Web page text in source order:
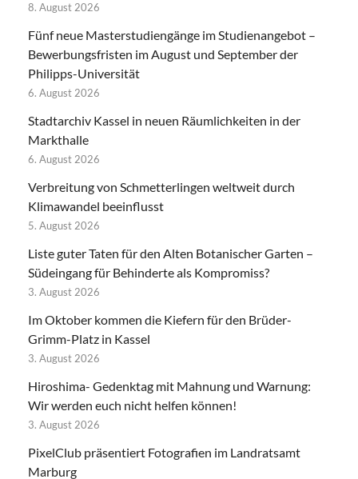
8. August 2026
Fünf neue Masterstudiengänge im Studienangebot –
Bewerbungsfristen im August und September der
Philipps-Universität
6. August 2026
Stadtarchiv Kassel in neuen Räumlichkeiten in der
Markthalle
6. August 2026
Verbreitung von Schmetterlingen weltweit durch
Klimawandel beeinflusst
5. August 2026
Liste guter Taten für den Alten Botanischer Garten –
Südeingang für Behinderte als Kompromiss?
3. August 2026
Im Oktober kommen die Kiefern für den Brüder-
Grimm-Platz in Kassel
3. August 2026
Hiroshima- Gedenktag mit Mahnung und Warnung:
Wir werden euch nicht helfen können!
3. August 2026
PixelClub präsentiert Fotografien im Landratsamt
Marburg